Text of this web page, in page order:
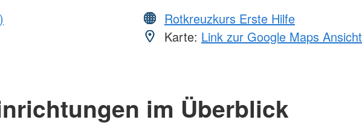
Rotkreuzkurs Erste Hilfe
Karte: Link zur Google Maps Ansicht
im Überblick